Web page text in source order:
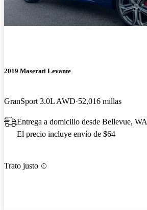
2019 Maserati Levante
GranSport 3.0L AWD 52,016 millas
Entrega a domicilio desde Bellevue, WA
El precio incluye envío de $64
Trato justo